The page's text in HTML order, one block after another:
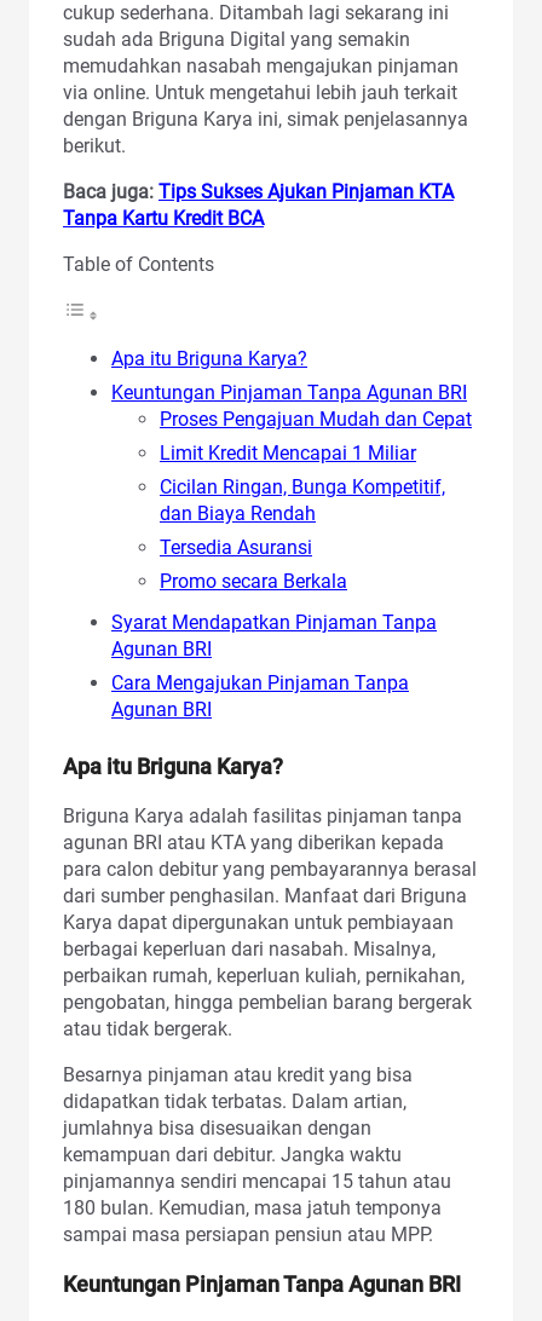
cukup sederhana. Ditambah lagi sekarang ini
sudah ada Briguna Digital yang semakin
memudahkan nasabah mengajukan pinjaman
via online. Untuk mengetahui lebih jauh terkait
dengan Briguna Karya ini, simak penjelasannya
berikut.
Baca juga: Tips Sukses Ajukan Pinjaman KTA
Tanpa Kartu Kredit BCA
Table of Contents
Apa itu Briguna Karya?
Keuntungan Pinjaman Tanpa Agunan BRI
Proses Pengajuan Mudah dan Cepat
Limit Kredit Mencapai 1 Miliar
Cicilan Ringan, Bunga Kompetitif,
dan Biaya Rendah
Tersedia Asuransi
Promo secara Berkala
Syarat Mendapatkan Pinjaman Tanpa
Agunan BRI
Cara Mengajukan Pinjaman Tanpa
Agunan BRI
Apa itu Briguna Karya?
Briguna Karya adalah fasilitas pinjaman tanpa
agunan BRI atau KTA yang diberikan kepada
para calon debitur yang pembayarannya berasal
dari sumber penghasilan. Manfaat dari Briguna
Karya dapat dipergunakan untuk pembiayaan
berbagai keperluan dari nasabah. Misalnya,
perbaikan rumah, keperluan kuliah, pernikahan,
pengobatan, hingga pembelian barang bergerak
atau tidak bergerak.
Besarnya pinjaman atau kredit yang bisa
didapatkan tidak terbatas. Dalam artian,
jumlahnya bisa disesuaikan dengan
kemampuan dari debitur. Jangka waktu
pinjamannya sendiri mencapai 15 tahun atau
180 bulan. Kemudian, masa jatuh temponya
sampai masa persiapan pensiun atau MPP.
Keuntungan Pinjaman Tanpa Agunan BRI